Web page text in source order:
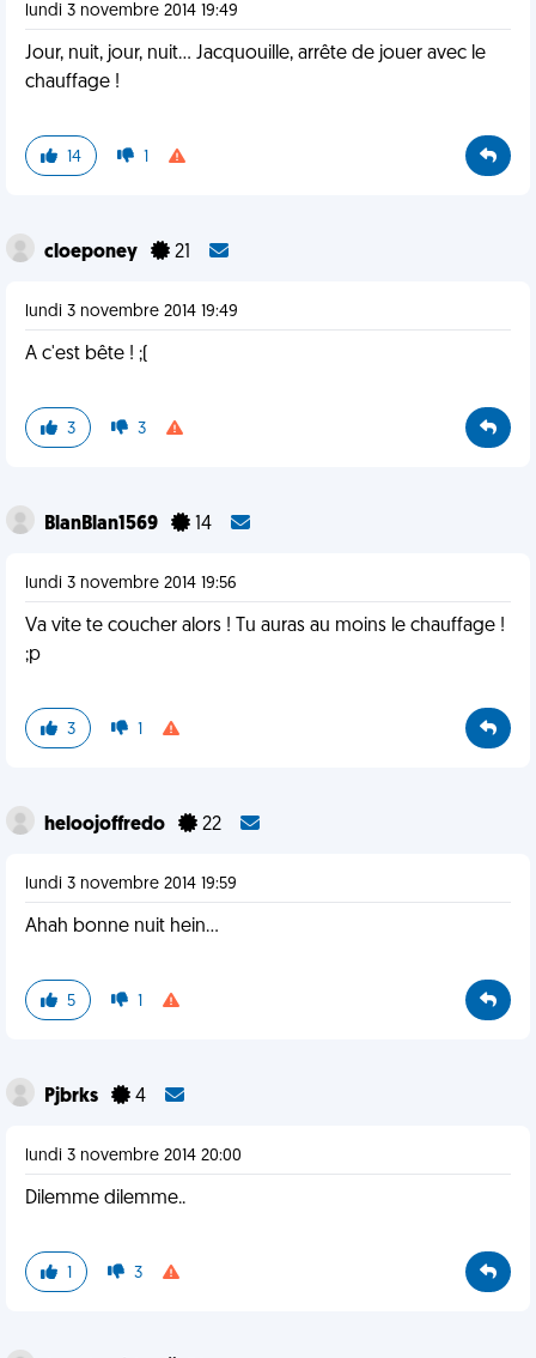
lundi 3 novembre 2014 19:49
Jour, nuit, jour, nuit... Jacquouille, arrête de jouer avec le
chauffage !
14 1
cloeponey 21
lundi 3 novembre 2014 19:49
A c'est bête ! ;(
3 3
BlanBlan1569 14
lundi 3 novembre 2014 19:56
Va vite te coucher alors ! Tu auras au moins le chauffage !
;p
3 1
heloojoffredo 22
lundi 3 novembre 2014 19:59
Ahah bonne nuit hein...
5 1
Pjbrks 4
lundi 3 novembre 2014 20:00
Dilemme dilemme..
1 3